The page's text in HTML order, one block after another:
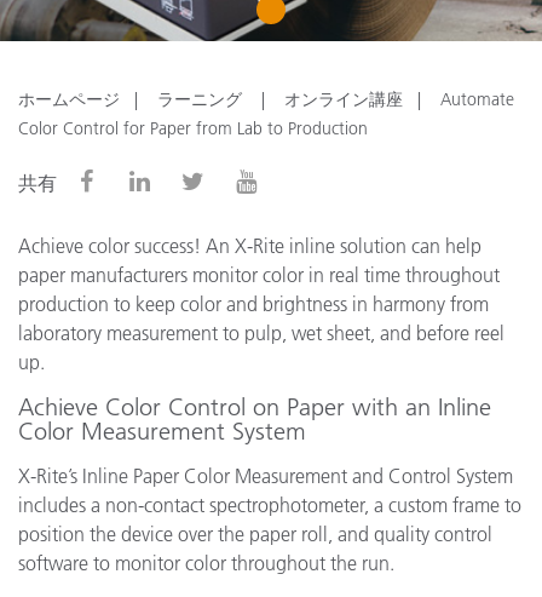
1
ホームページ ラーニング オンライン講座
Automate
Color Control for Paper from Lab to Production
共有
Achieve color success! An X-Rite inline solution can help
paper manufacturers monitor color in real time throughout
production to keep color and brightness in harmony from
laboratory measurement to pulp, wet sheet, and before reel
up.
Achieve Color Control on Paper with an Inline
Color Measurement System
X-Rite’s Inline Paper Color Measurement and Control System
includes a non-contact spectrophotometer, a custom frame to
position the device over the paper roll, and quality control
software to monitor color throughout the run.